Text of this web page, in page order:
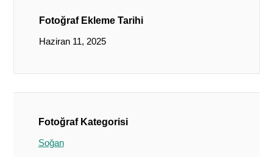
Fotoğraf Ekleme Tarihi
Haziran 11, 2025
Fotoğraf Kategorisi
Soğan